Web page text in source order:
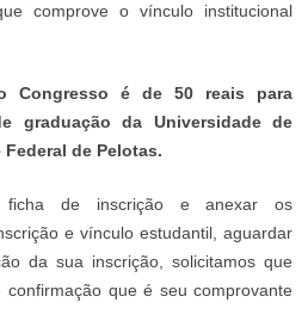
comprove o vínculo institucional
Congresso é de 50 reais para
graduação da Universidade de
de Pelotas.
ficha de inscrição e anexar os
e vínculo estudantil, aguardar
da sua inscrição, solicitamos que
que é seu comprovante